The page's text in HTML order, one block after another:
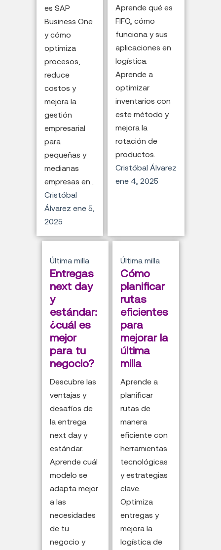
es SAP
Business One
y cómo
optimiza
procesos,
reduce
costos y
mejora la
gestión
empresarial
para
pequeñas y
medianas
empresas en...
Cristóbal
Álvarezene 5,
2025
Aprende qué es
FIFO, cómo
funciona y sus
aplicaciones en
logística.
Aprende a
optimizar
inventarios con
este método y
mejora la
rotación de
productos.
Cristóbal Álvarez
ene 4, 2025
Última milla
Entregas
next day
y
estándar:
¿cuál es
mejor
para tu
negocio?
Descubre las
ventajas y
desafíos de
la entrega
next day y
estándar.
Aprende cuál
modelo se
adapta mejor
a las
necesidades
de tu
negocio y
Última milla
Cómo
planificar
rutas
eficientes
para
mejorar la
última
milla
Aprende a
planificar
rutas de
manera
eficiente con
herramientas
tecnológicas
y estrategias
clave.
Optimiza
entregas y
mejora la
logística de